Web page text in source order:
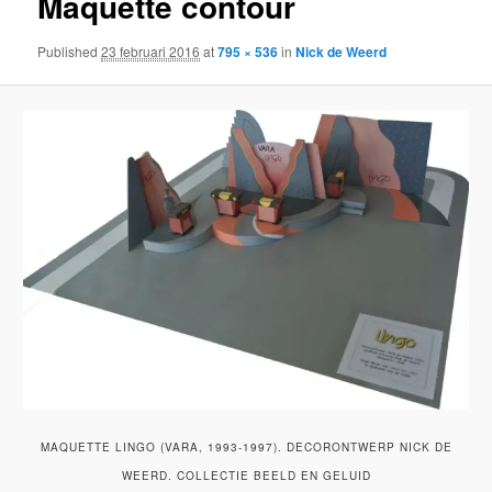
Published23 februari 2016 at795 × 536inNick de Weerd
MAQUETTE LINGO (VARA, 1993-1997). DECORONTWERP NICK DE
WEERD. COLLECTIE BEELD EN GELUID